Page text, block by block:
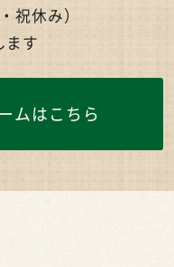
祝休み）
ます
ムはこちら